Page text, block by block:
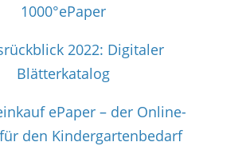
1000°ePaper
2022: Digitaler
Blätterkatalog
ePaper – der Online-
den Kindergartenbedarf